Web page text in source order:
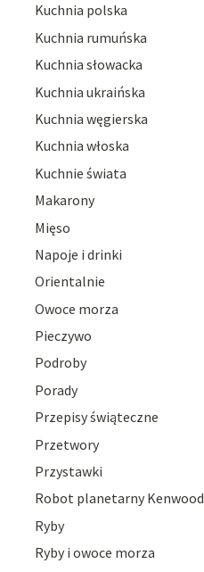
Kuchnia polska
Kuchnia rumuńska
Kuchnia słowacka
Kuchnia ukraińska
Kuchnia węgierska
Kuchnia włoska
Kuchnie świata
Makarony
Mięso
Napoje i drinki
Orientalnie
Owoce morza
Pieczywo
Podroby
Porady
Przepisy świąteczne
Przetwory
Przystawki
Robot planetarny Kenwood
Ryby
Ryby i owoce morza